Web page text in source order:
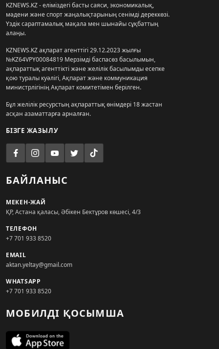
KZNEWS.KZ - еліміздегі басты саяси, экономикалық,
мәдени және спорт жаңалықтарының сенімді дереккөзі.
Үздік сараптамалық мақала мен шынайы сұқбаттың
алаңы.
KZNEWS.KZ ақпарат агенттігі 29.12.2023 жылғы
№KZ64VPY00084819 Мерзімді баспасөз басылымын,
ақпараттық агенттікті және желілік басылымды есепке
қою туралы куәлігі, Ақпарат және коммуникация
министрлігінің Ақпарат комитетімен берілген.
Бұл желілік ресурстың ақпараттық өнімдері 18 жастан
асқан азаматтарға арналған.
БІЗГЕ ЖАЗЫЛУ
БАЙЛАНЫС
МЕКЕН-ЖАЙ
ҚР, Астана қаласы, Әбікен Бектұров көшесі, 4/3
ТЕЛЕФОН
+7 701 933 8520
EMAIL
aktan.yeltay@gmail.com
WHATSAPP
+7 701 933 8520
МОБИЛДІ ҚОСЫМША